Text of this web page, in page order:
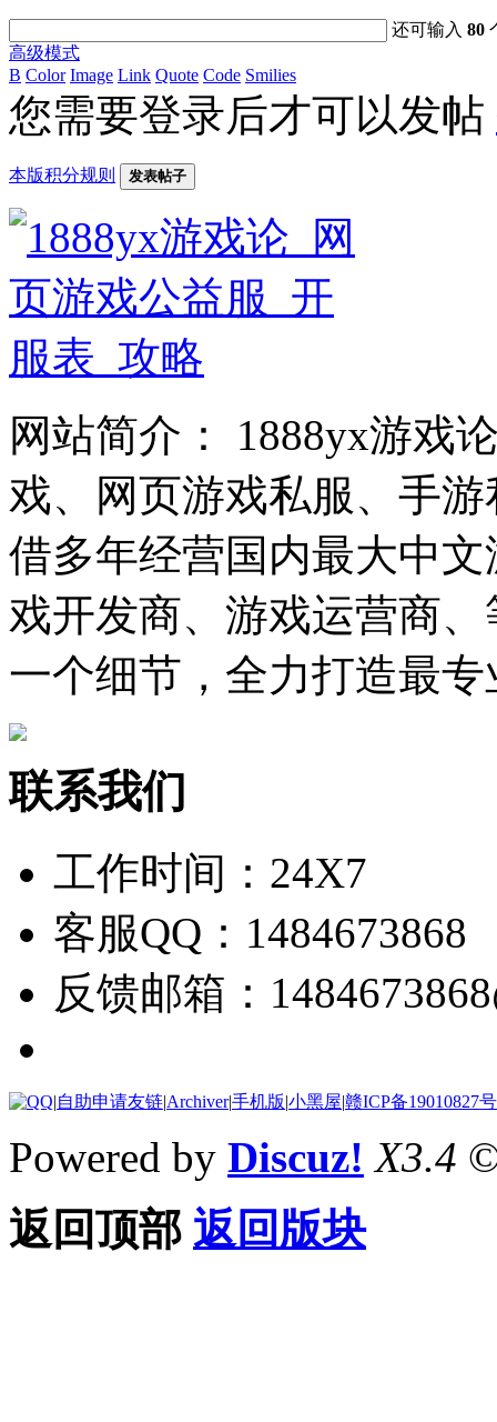
还可输入80
高级模式
B Color Image Link Quote Code Smilies
您需要登录后才可以发帖
本版积分规则 发表帖子
网站简介： 1888yx游戏
戏、网页游戏私服、手
借多年经营国内最大中
戏开发商、游戏运营商
一个细节，全力打造最
联系我们
工作时间：24X7
客服QQ：1484673868
反馈邮箱：
|自助申请友链|Archiver|手机版|小黑屋|赣ICP备19010827
Powered by Discuz! X3.4
返回顶部 返回版块